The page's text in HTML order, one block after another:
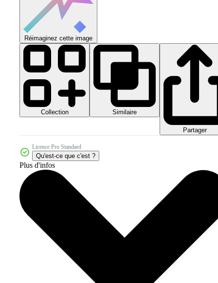
Réimaginez cette image
Collection Similaire
Partager
Licence Pro Standard
Qu'est-ce que c'est ?
Plus d'infos